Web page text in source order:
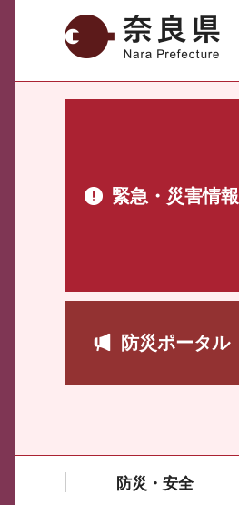
奈良県
緊急・災害情報
防災ポータル
防災・安全